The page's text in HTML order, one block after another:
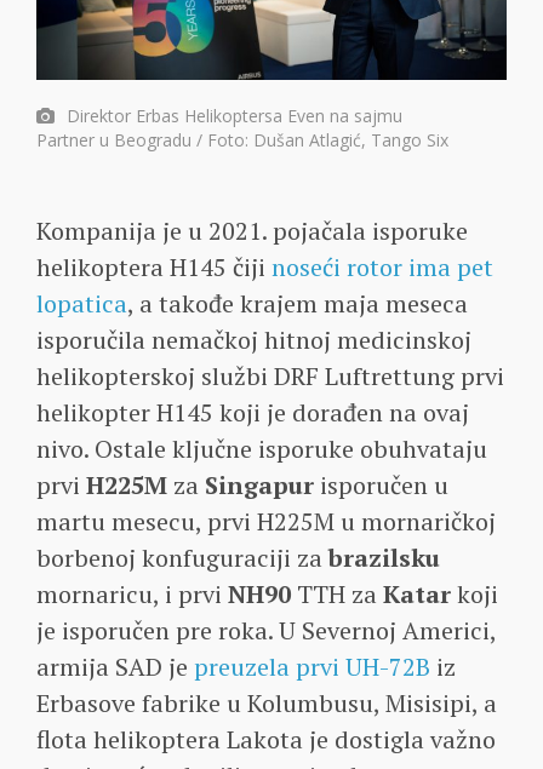
Direktor Erbas Helikoptersa Even na sajmu
Partner u Beogradu / Foto: Dušan Atlagić, Tango Six
Kompanija je u 2021. pojačala isporuke
helikoptera H145 čiji noseći rotor ima pet
lopatica, a takođe krajem maja meseca
isporučila nemačkoj hitnoj medicinskoj
helikopterskoj službi DRF Luftrettung prvi
helikopter H145 koji je dorađen na ovaj
nivo. Ostale ključne isporuke obuhvataju
prvi H225M za Singapur isporučen u
martu mesecu, prvi H225M u mornaričkoj
borbenoj konfuguraciji zabrazilsku
mornaricu, i prvi NH90 TTH za Katarkoji
je isporučen pre roka. U Severnoj Americi,
armija SAD je preuzela prvi UH-72B iz
Erbasove fabrike u Kolumbusu, Misisipi, a
flota helikoptera Lakota je dostigla važno